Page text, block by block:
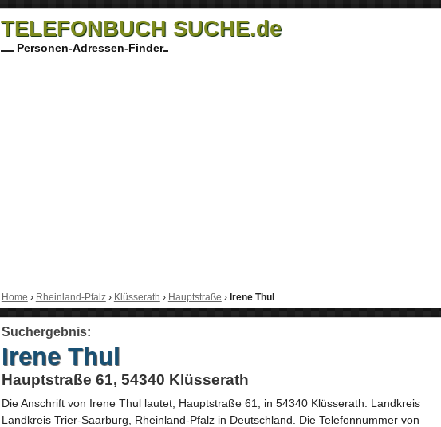
TELEFONBUCH SUCHE.de
Personen-Adressen-Finder
Home › Rheinland-Pfalz› Klüsserath › Hauptstraße › Irene Thul
Suchergebnis:
Irene Thul
Hauptstraße 61, 54340 Klüsserath
Die Anschrift von Irene Thullautet, Hauptstraße 61 , in 54340 Klüsserath . Landkreis
Landkreis Trier-Saarburg, Rheinland-Pfalzin Deutschland
Die Telefonnummer von